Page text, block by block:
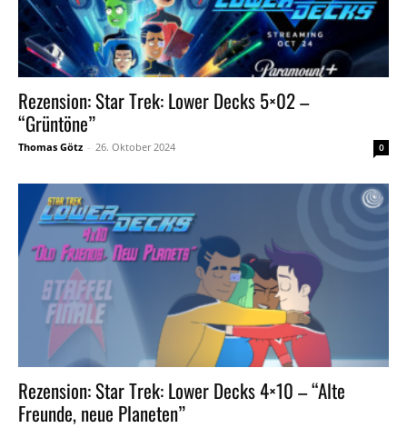
Rezension: Star Trek: Lower Decks 5×02 –
“Grüntöne”
Thomas Götz - 26. Oktober 2024 0
Rezension: Star Trek: Lower Decks 4×10 – “Alte
Freunde, neue Planeten”